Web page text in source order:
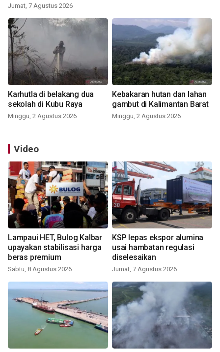
Jumat, 7 Agustus 2026
Karhutla di belakang dua
sekolah di Kubu Raya
Minggu, 2 Agustus 2026
Kebakaran hutan dan lahan
gambut di Kalimantan Barat
Minggu, 2 Agustus 2026
Video
Lampaui HET, Bulog Kalbar
upayakan stabilisasi harga
beras premium
Sabtu, 8 Agustus 2026
KSP lepas ekspor alumina
usai hambatan regulasi
diselesaikan
Jumat, 7 Agustus 2026